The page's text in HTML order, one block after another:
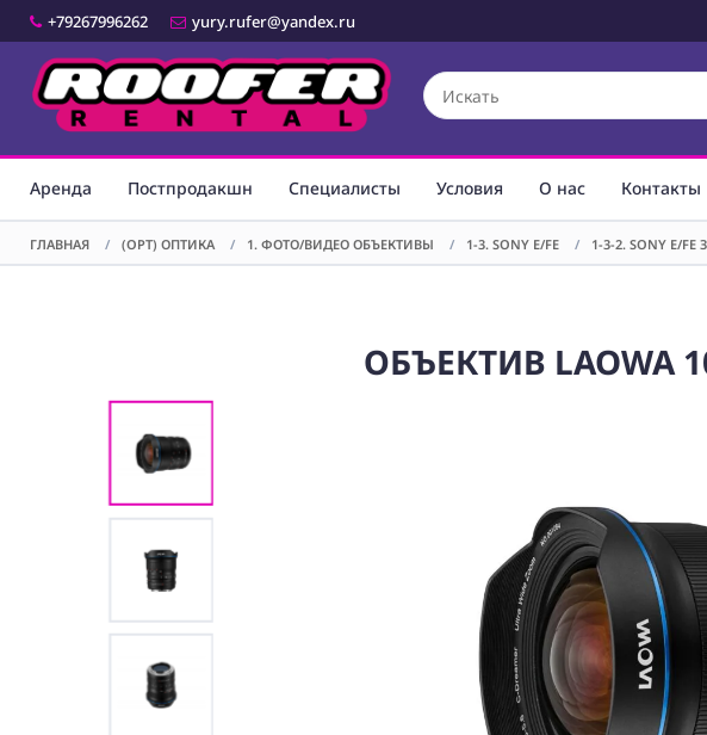
+79267996262 yury.rufer@yandex.ru
Аренда Постпродакшн Специалисты Условия О нас Контакты
ГЛАВНАЯ / (OPT) ОПТИКА / 1. ФОТО/ВИДЕО ОБЪЕКТИВЫ / 1-3. SONY E/FE / 1-3-2. SONY E/
ОБЪЕКТИВ LAOWA